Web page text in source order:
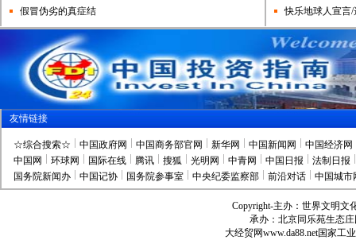
假冒伪劣的真症结
快乐地球人宣言
友情链接
☆综合搜索☆ 中国政府网 中国商务部官网 新华网 中国新闻网
中国经济网
中国网
环球网 国际在线 腾讯 搜狐 光明网 中青网 中国日报
法制日报
国务院新闻办
中国记协 国务院参事室 中央纪委监察部 前沿对话 中国城市
Copyright-主办：世界文明文
承办：北京同乐苑生态
大经贸网www.da88.net国家工